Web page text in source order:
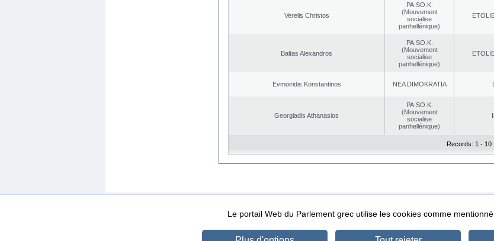
Verelis Christos
PA.SO.K.
(Mouvement
socialise
panhellénique)
Baltas Alexandros
PA.SO.K.
(Mouvement
socialise
panhellénique)
Evmoiridis Konstantinos NEA DΙMOKRATIA
Georgiadis Athanasios
PA.SO.K.
(Mouvement
socialise
panhellénique)
Records: 1 - 10
Conditions d’utilisation Data Protection Security & Access
Le portail Web du Parlement grec utilise les cookies comme